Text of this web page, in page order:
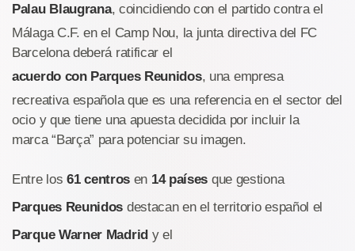
Palau Blaugrana, coincidiendo con el partido contra el
Málaga C.F. en el Camp Nou, la junta directiva del FC
Barcelona deberá ratificar el
acuerdo con Parques Reunidos, una empresa
recreativa española que es una referencia en el sector del
ocio y que tiene una apuesta decidida por incluir la
marca “Barça” para potenciar su imagen.
Entre los 61 centros en 14 países que gestiona
Parques Reunidos destacan en el territorio español el
Parque Warner Madrid y el